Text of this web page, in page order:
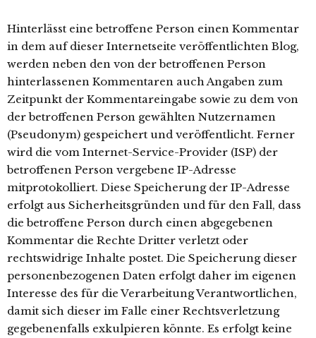
Hinterlässt eine betroffene Person einen Kommentar
in dem auf dieser Internetseite veröffentlichten Blog,
werden neben den von der betroffenen Person
hinterlassenen Kommentaren auch Angaben zum
Zeitpunkt der Kommentareingabe sowie zu dem von
der betroffenen Person gewählten Nutzernamen
(Pseudonym) gespeichert und veröffentlicht. Ferner
wird die vom Internet-Service-Provider (ISP) der
betroffenen Person vergebene IP-Adresse
mitprotokolliert. Diese Speicherung der IP-Adresse
erfolgt aus Sicherheitsgründen und für den Fall, dass
die betroffene Person durch einen abgegebenen
Kommentar die Rechte Dritter verletzt oder
rechtswidrige Inhalte postet. Die Speicherung dieser
personenbezogenen Daten erfolgt daher im eigenen
Interesse des für die Verarbeitung Verantwortlichen,
damit sich dieser im Falle einer Rechtsverletzung
gegebenenfalls exkulpieren könnte. Es erfolgt keine